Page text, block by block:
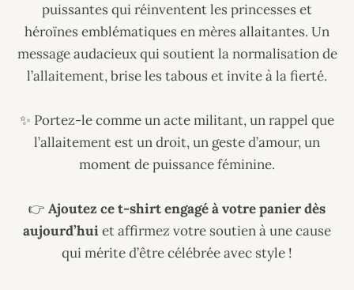
puissantes qui réinventent les princesses et
héroïnes emblématiques en mères allaitantes. Un
message audacieux qui soutient la normalisation de
l’allaitement, brise les tabous et invite à la fierté.
✨ Portez-le comme un acte militant, un rappel que
l’allaitement est un droit, un geste d’amour, un
moment de puissance féminine.
👉 Ajoutez ce t-shirt engagé à votre panier dès
aujourd’huiet affirmez votre soutien à une cause
qui mérite d’être célébrée avec style !